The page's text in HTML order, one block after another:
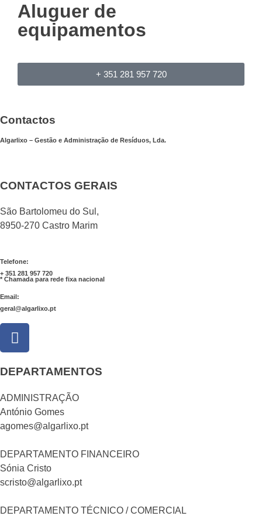
Aluguer de
equipamentos
+ 351 281 957 720
Contactos
Algarlixo – Gestão e Administração de Resíduos, Lda.
CONTACTOS GERAIS
São Bartolomeu do Sul,
8950-270 Castro Marim
Telefone:
+ 351 281 957 720
* Chamada para rede fixa nacional
Email:
geral@algarlixo.pt
DEPARTAMENTOS
ADMINISTRAÇÃO
António Gomes
agomes@algarlixo.pt
DEPARTAMENTO FINANCEIRO
Sónia Cristo
scristo@algarlixo.pt
DEPARTAMENTO TÉCNICO / COMERCIAL